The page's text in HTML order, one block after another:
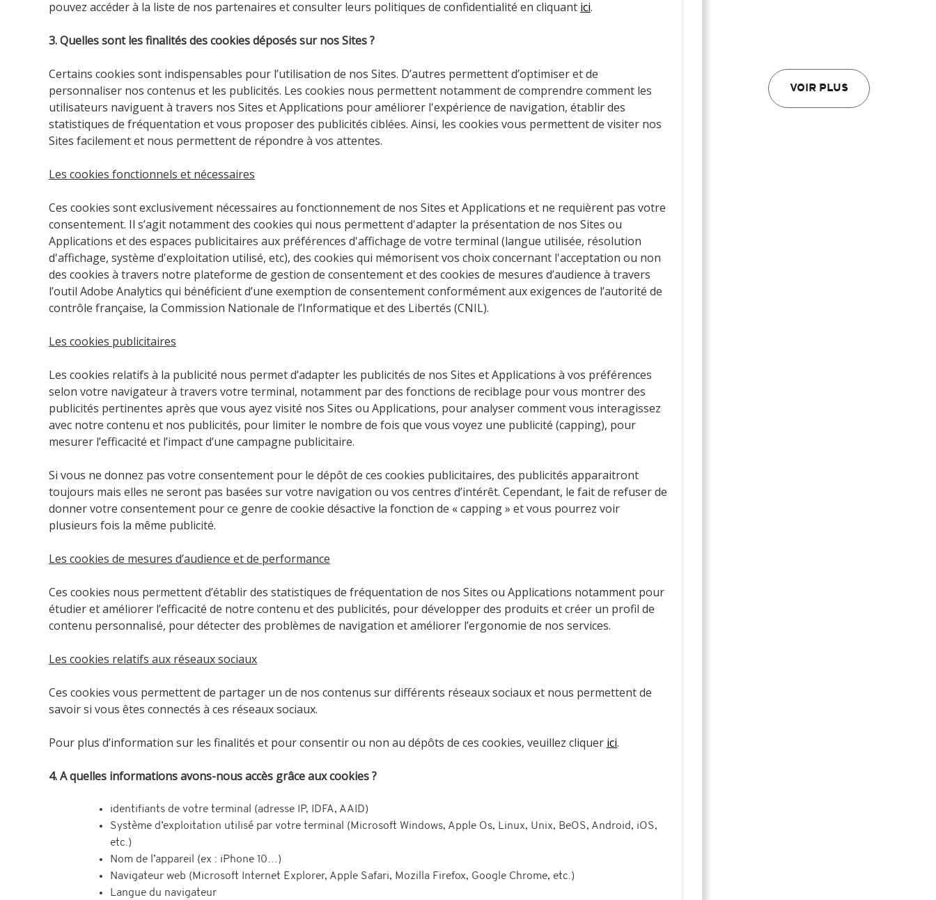
VOIR PLUS
pouvez accéder à la liste de nos partenaires et consulter leurs politiques de confidentialité en cliquant ici.
3. Quelles sont les finalités des cookies déposés sur nos Sites ?
Certains cookies sont indispensables pour l’utilisation de nos Sites. D’autres permettent d’optimiser et de
personnaliser nos contenus et les publicités. Les cookies nous permettent notamment de comprendre comment les
utilisateurs naviguent à travers nos Sites et Applications pour améliorer l'expérience de navigation, établir des
statistiques de fréquentation et vous proposer des publicités ciblées. Ainsi, les cookies vous permettent de visiter nos
Sites facilement et nous permettent de répondre à vos attentes.
Les cookies fonctionnels et nécessaires
Ces cookies sont exclusivement nécessaires au fonctionnement de nos Sites et Applications et ne requièrent pas votre
consentement. Il s’agit notamment des cookies qui nous permettent d'adapter la présentation de nos Sites ou
Applications et des espaces publicitaires aux préférences d'affichage de votre terminal (langue utilisée, résolution
d'affichage, système d'exploitation utilisé, etc), des cookies qui mémorisent vos choix concernant l'acceptation ou non
des cookies à travers notre plateforme de gestion de consentement et des cookies de mesures d’audience à travers
l’outil Adobe Analytics qui bénéficient d’une exemption de consentement conformément aux exigences de l’autorité de
contrôle française, la Commission Nationale de l’Informatique et des Libertés (CNIL).
Les cookies publicitaires
Les cookies relatifs à la publicité nous permet d’adapter les publicités de nos Sites et Applications à vos préférences
selon votre navigateur à travers votre terminal, notamment par des fonctions de reciblage pour vous montrer des
publicités pertinentes après que vous ayez visité nos Sites ou Applications, pour analyser comment vous interagissez
avec notre contenu et nos publicités, pour limiter le nombre de fois que vous voyez une publicité (capping), pour
mesurer l’efficacité et l’impact d’une campagne publicitaire.
Si vous ne donnez pas votre consentement pour le dépôt de ces cookies publicitaires, des publicités apparaitront
toujours mais elles ne seront pas basées sur votre navigation ou vos centres d’intérêt. Cependant, le fait de refuser de
donner votre consentement pour ce genre de cookie désactive la fonction de « capping » et vous pourrez voir
plusieurs fois la même publicité.
Les cookies de mesures d’audience et de performance
Ces cookies nous permettent d’établir des statistiques de fréquentation de nos Sites ou Applications notamment pour
étudier et améliorer l’efficacité de notre contenu et des publicités, pour développer des produits et créer un profil de
contenu personnalisé, pour détecter des problèmes de navigation et améliorer l’ergonomie de nos services.
Les cookies relatifs aux réseaux sociaux
Ces cookies vous permettent de partager un de nos contenus sur différents réseaux sociaux et nous permettent de
savoir si vous êtes connectés à ces réseaux sociaux.
Pour plus d’information sur les finalités et pour consentir ou non au dépôts de ces cookies, veuillez cliquer ici.
4. A quelles informations avons-nous accès grâce aux cookies ?
identifiants de votre terminal (adresse IP, IDFA, AAID)
Système d’exploitation utilisé par votre terminal (Microsoft Windows, Apple Os, Linux, Unix, BeOS, Android, iOS,
etc.)
Nom de l’appareil (ex : iPhone 10…)
Navigateur web (Microsoft Internet Explorer, Apple Safari, Mozilla Firefox, Google Chrome, etc.)
Langue du navigateur